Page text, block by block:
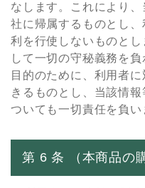
なします。これにより
社に帰属するものとし
利を⾏使しないものと
して⼀切の守秘義務を
⽬的のために、利⽤者
きるものとし、当該情
ついても⼀切責任を負い
第 6 条 （本商品の